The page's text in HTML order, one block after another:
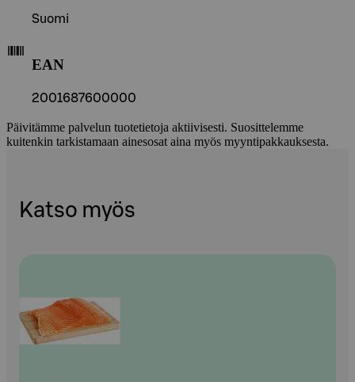
Suomi
EAN
2001687600000
Päivitämme palvelun tuotetietoja aktiivisesti. Suosittelemme
kuitenkin tarkistamaan ainesosat aina myös myyntipakkauksesta.
Katso myös